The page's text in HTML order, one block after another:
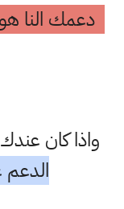
دعمك النا
واذا كان
الدعم